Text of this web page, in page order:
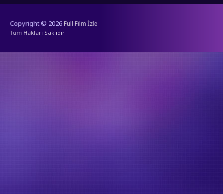
Copyright © 2026Full Film İzle
Tüm Hakları Saklıdır